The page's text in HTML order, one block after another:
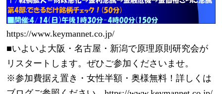
https://www.keymannet.co.jp/
■いよいよ大阪・名古屋・新潟で原理原則研究会が
リスタートします。ぜひご参加くださいませ。
※参加費据え置き・女性半額・奥様無料！詳しくは